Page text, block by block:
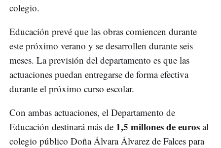
colegio.
Educación prevé que las obras comiencen durante
este próximo verano y se desarrollen durante seis
meses. La previsión del departamento es que las
actuaciones puedan entregarse de forma efectiva
durante el próximo curso escolar.
Con ambas actuaciones, el Departamento de
Educación destinará más de 1,5 millones de euros al
colegio público Doña Álvara Álvarez de Falces para